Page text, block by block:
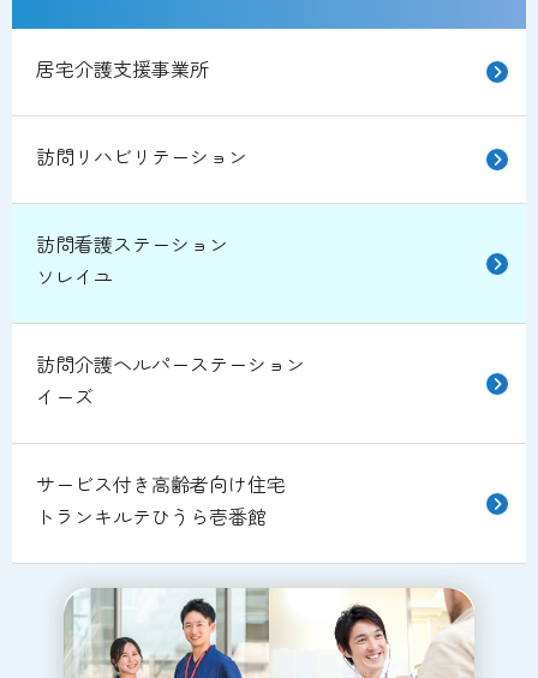
居宅介護支援事業所
訪問リハビリテーション
訪問看護ステーション
ソレイユ
訪問介護ヘルパーステーション
イーズ
サービス付き高齢者向け住宅
トランキルテひうら壱番館